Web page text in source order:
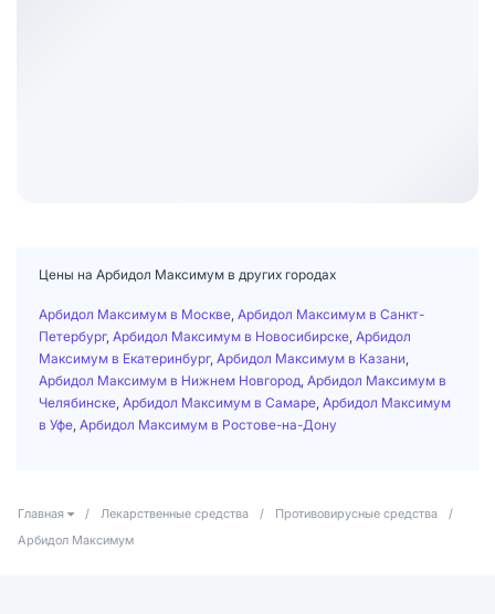
Цены на Арбидол Максимум в других городах
Арбидол Максимум в Москве Арбидол Максимум в Санкт-
Петербург, Арбидол Максимум в Новосибирске Арбидол
Максимум в Екатеринбург, Арбидол Максимум в Казани
Арбидол Максимум в Нижнем Новгород Арбидол Максимум в
Челябинске Арбидол Максимум в Самаре Арбидол Максимум
в Уфе Арбидол Максимум в Ростове-на-Дону
Главная / Лекарственные средства / Противовирусные средства
/
Арбидол Максимум